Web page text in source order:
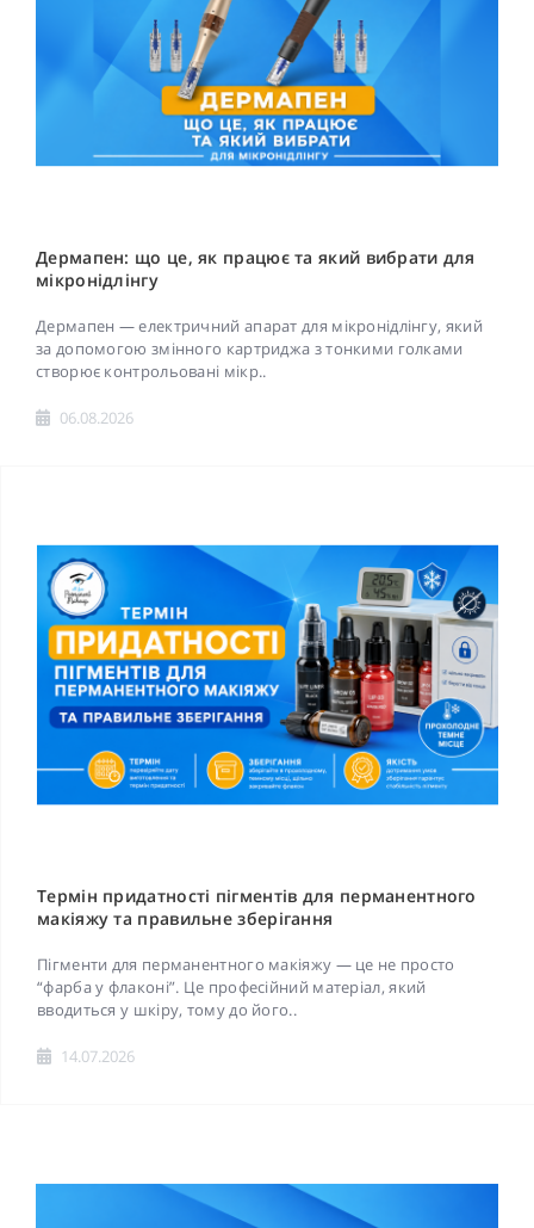
Дермапен: що це, як працює та який вибрати для
мікронідлінгу
Дермапен — електричний апарат для мікронідлінгу, який
за допомогою змінного картриджа з тонкими голками
створює контрольовані мікр..
06.08.2026
Термін придатності пігментів для перманентного
макіяжу та правильне зберігання
Пігменти для перманентного макіяжу — це не просто
“фарба у флаконі”. Це професійний матеріал, який
вводиться у шкіру, тому до його..
14.07.2026